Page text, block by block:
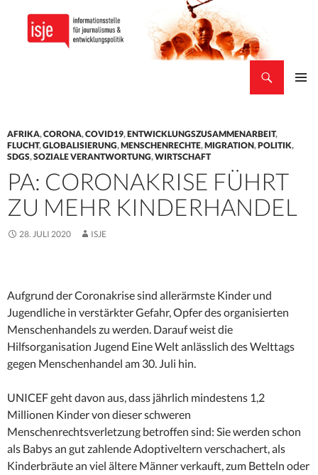
AFRIKA,CORONA,COVID19,ENTWICKLUNGSZUSAMMENARBEIT,
FLUCHT,GLOBALISIERUNG,MENSCHENRECHTE,MIGRATION,POLITIK,
SDGS,SOZIALE VERANTWORTUNG,WIRTSCHAFT
PA: CORONAKRISE FÜHRT
ZU MEHR KINDERHANDEL
28. JULI 2020 ISJE
Aufgrund der Coronakrise sind allerärmste Kinder und
Jugendliche in verstärkter Gefahr, Opfer des organisierten
Menschenhandels zu werden. Darauf weist die
Hilfsorganisation Jugend Eine Welt anlässlich des Welttags
gegen Menschenhandel am 30. Juli hin.
UNICEF geht davon aus, dass jährlich mindestens 1,2
Millionen Kinder von dieser schweren
Menschenrechtsverletzung betroffen sind: Sie werden schon
als Babys an gut zahlende Adoptiveltern verschachert, als
Kinderbräute an viel ältere Männer verkauft, zum Betteln oder